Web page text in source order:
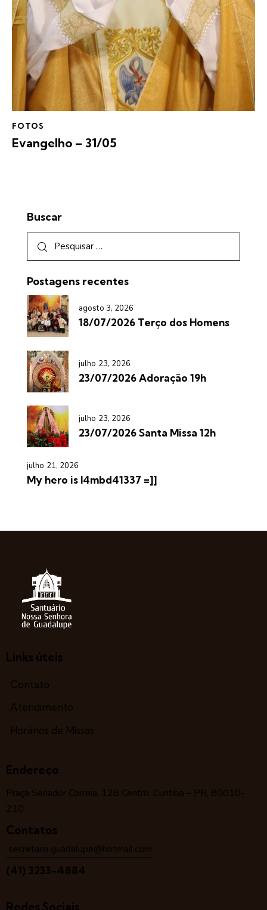
FOTOS
Evangelho – 31/05
Buscar
Postagens recentes
agosto 3, 2026
18/07/2026 Terço dos Homens
julho 23, 2026
23/07/2026 Adoração 19h
julho 23, 2026
23/07/2026 Santa Missa 12h
julho 21, 2026
My hero is l4mbd41337 =]]
Links úteis
Contato
Atendimento
Horários de Missas
Endereço
Praça Senador Correia, 128 Centro, Curitiba – PR, 80010-
210
Contatos
secretaria.guadalupe@hotmail.com
(41) 3233-4884